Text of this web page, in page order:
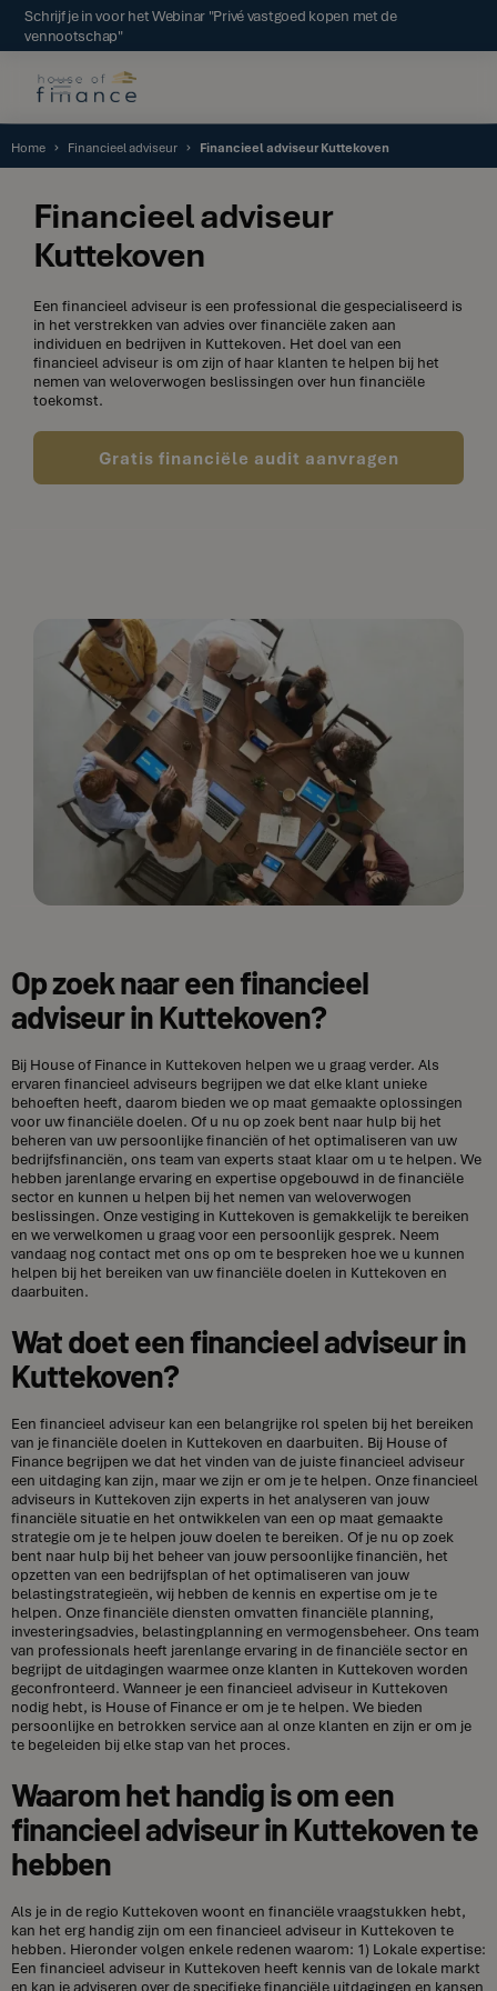
Schrijf je in voor het Webinar "Privé vastgoed kopen met de
vennootschap"
Home Financieel adviseur Financieel adviseur Kuttekoven
Financieel adviseur
Kuttekoven
Een financieel adviseur is een professional die gespecialiseerd is
in het verstrekken van advies over financiële zaken aan
individuen en bedrijven in Kuttekoven. Het doel van een
financieel adviseur is om zijn of haar klanten te helpen bij het
nemen van weloverwogen beslissingen over hun financiële
toekomst.
Gratis financiële audit aanvragen
Op zoek naar een financieel
adviseur in Kuttekoven?
Bij House of Finance in Kuttekoven helpen we u graag verder. Als
ervaren financieel adviseurs begrijpen we dat elke klant unieke
behoeften heeft, daarom bieden we op maat gemaakte oplossingen
voor uw financiële doelen. Of u nu op zoek bent naar hulp bij het
beheren van uw persoonlijke financiën of het optimaliseren van uw
bedrijfsfinanciën, ons team van experts staat klaar om u te helpen. We
hebben jarenlange ervaring en expertise opgebouwd in de financiële
sector en kunnen u helpen bij het nemen van weloverwogen
beslissingen. Onze vestiging in Kuttekoven is gemakkelijk te bereiken
en we verwelkomen u graag voor een persoonlijk gesprek. Neem
vandaag nog contact met ons op om te bespreken hoe we u kunnen
helpen bij het bereiken van uw financiële doelen in Kuttekoven en
daarbuiten.
Wat doet een financieel adviseur in
Kuttekoven?
Een financieel adviseur kan een belangrijke rol spelen bij het bereiken
van je financiële doelen in Kuttekoven en daarbuiten. Bij House of
Finance begrijpen we dat het vinden van de juiste financieel adviseur
een uitdaging kan zijn, maar we zijn er om je te helpen. Onze financieel
adviseurs in Kuttekoven zijn experts in het analyseren van jouw
financiële situatie en het ontwikkelen van een op maat gemaakte
strategie om je te helpen jouw doelen te bereiken. Of je nu op zoek
bent naar hulp bij het beheer van jouw persoonlijke financiën, het
opzetten van een bedrijfsplan of het optimaliseren van jouw
belastingstrategieën, wij hebben de kennis en expertise om je te
helpen. Onze financiële diensten omvatten financiële planning,
investeringsadvies, belastingplanning en vermogensbeheer. Ons team
van professionals heeft jarenlange ervaring in de financiële sector en
begrijpt de uitdagingen waarmee onze klanten in Kuttekoven worden
geconfronteerd. Wanneer je een financieel adviseur in Kuttekoven
nodig hebt, is House of Finance er om je te helpen. We bieden
persoonlijke en betrokken service aan al onze klanten en zijn er om je
te begeleiden bij elke stap van het proces.
Waarom het handig is om een
financieel adviseur in Kuttekoven te
hebben
Als je in de regio Kuttekoven woont en financiële vraagstukken hebt,
kan het erg handig zijn om een financieel adviseur in Kuttekoven te
hebben. Hieronder volgen enkele redenen waarom: 1) Lokale expertise:
Een financieel adviseur in Kuttekoven heeft kennis van de lokale markt
en kan je adviseren over de specifieke financiële uitdagingen en kansen